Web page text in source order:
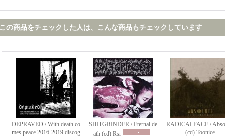
この商品をチェックした人は、こんな商品もチェックしています
DEPRAVED / With death co
mes peace 2016-2019 discog
SHITGRINDER / Eternal de
ath (cd) Rsr
RADICALFACE /
(cd) Toonice